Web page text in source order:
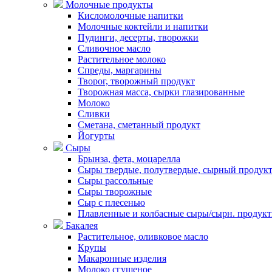
Молочные продукты
Кисломолочные напитки
Молочные коктейли и напитки
Пудинги, десерты, творожки
Сливочное масло
Растительное молоко
Спреды, маргарины
Творог, творожный продукт
Творожная масса, сырки глазированные
Молоко
Сливки
Сметана, сметанный продукт
Йогурты
Сыры
Брынза, фета, моцарелла
Сыры твердые, полутвердые, сырный продукт
Сыры рассольные
Сыры творожные
Сыр с плесенью
Плавленные и колбасные сыры/сырн.
Бакалея
Растительное, оливковое масло
Крупы
Макаронные изделия
Молоко сгущеное